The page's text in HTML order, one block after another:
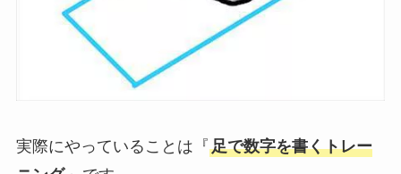
実際にやっていることは『足で数字を書くトレー